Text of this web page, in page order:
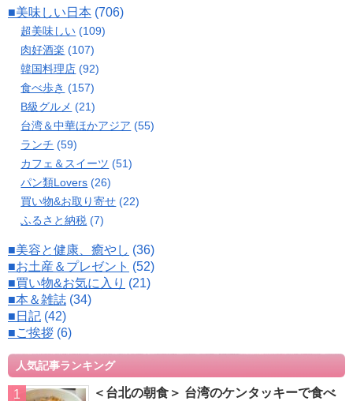
■美味しい日本 (706)
超美味しい (109)
肉好酒楽 (107)
韓国料理店 (92)
食べ歩き (157)
B級グルメ (21)
台湾＆中華ほかアジア (55)
ランチ (59)
カフェ＆スイーツ (51)
パン類Lovers (26)
買い物&お取り寄せ (22)
ふるさと納税 (7)
■美容と健康、癒やし (36)
■お土産＆プレゼント (52)
■買い物&お気に入り (21)
■本＆雑誌 (34)
■日記 (42)
■ご挨拶 (6)
人気記事ランキング
＜台北の朝食＞ 台湾のケンタッキーで食べ